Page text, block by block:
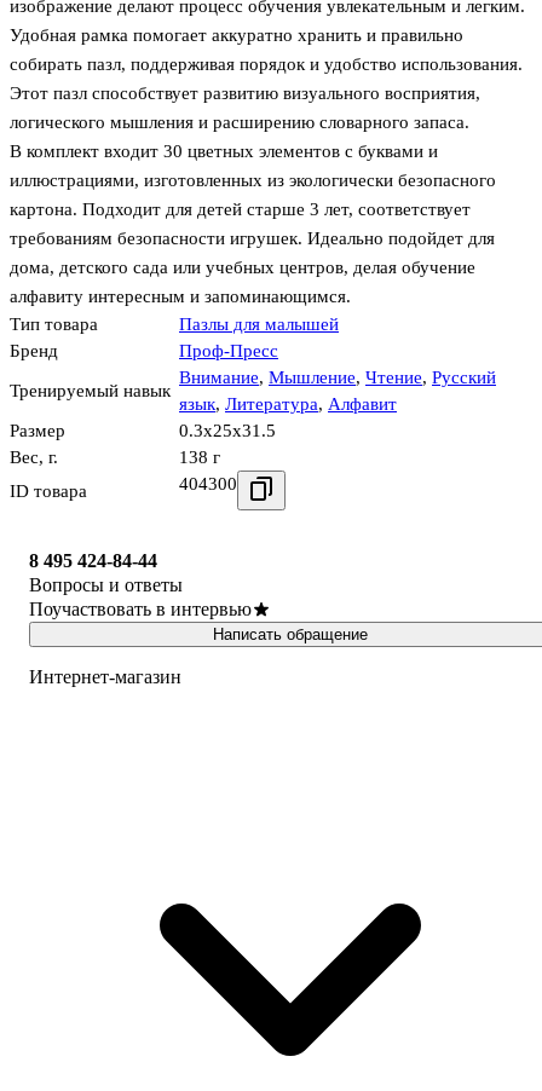
изображение делают процесс обучения увлекательным и легким.
Удобная рамка помогает аккуратно хранить и правильно
собирать пазл, поддерживая порядок и удобство использования.
Этот пазл способствует развитию визуального восприятия,
логического мышления и расширению словарного запаса.
В комплект входит 30 цветных элементов с буквами и
иллюстрациями, изготовленных из экологически безопасного
картона. Подходит для детей старше 3 лет, соответствует
требованиям безопасности игрушек. Идеально подойдет для
дома, детского сада или учебных центров, делая обучение
алфавиту интересным и запоминающимся.
Тип товара
Пазлы для малышей
Бренд
Проф-Пресс
Тренируемый навык
Внимание, Мышление, Чтение, Русский
язык, Литература, Алфавит
Размер
0.3x25x31.5
Вес, г.
138 г
ID товара
404300
8 495 424-84-44
Вопросы и ответы
Поучаствовать в интервью
Написать обращение
Интернет-магазин